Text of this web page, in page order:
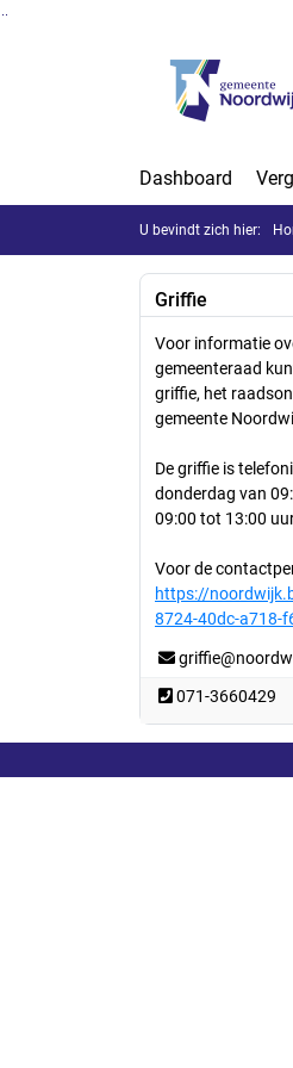
Dashboard
U bevindt zich hier:
Griffie
Voor informatie
gemeenteraad
griffie, het
gemeente
De griffie is
donderdag van
09:00 tot 13:00
Voor de
https://
8724-40dc-a718-
071-3660429